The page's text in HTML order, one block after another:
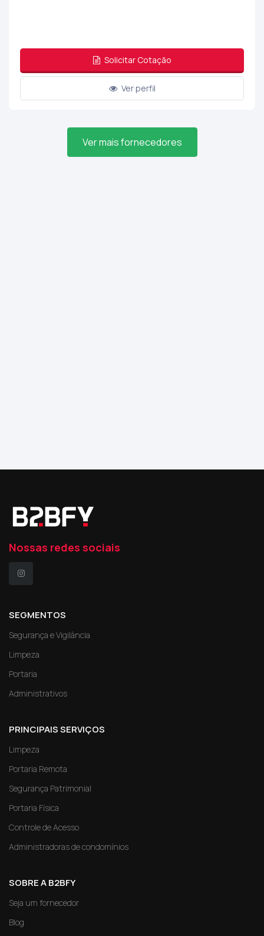
Solicitar Cotação
Ver perfil
Ver mais fornecedores
Nossas redes sociais
SEGMENTOS
Segurança e Vigilância
Limpeza
Portaria
Administrativos
PRINCIPAIS SERVIÇOS
Limpeza
Portaria Remota
Segurança Patrimonial
Portaria Física
Controle de Acesso
Administradoras de condomínios
SOBRE A B2BFY
Seja um fornecedor
Blog